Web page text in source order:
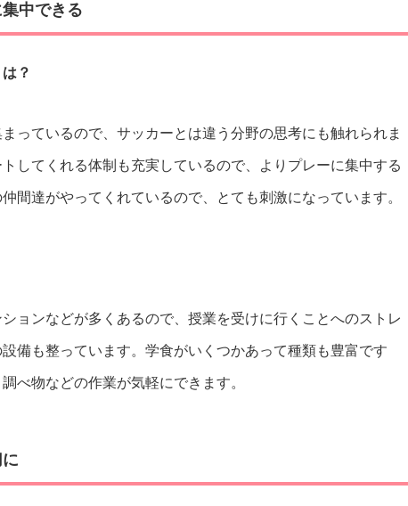
中できる
？
っているので、サッカーとは違う分野の思考にも触れられま
してくれる体制も充実しているので、よりプレーに集中する
間達がやってくれているので、とても刺激になっています。
ョンなどが多くあるので、授業を受けに行くことへのストレ
備も整っています。学食がいくつかあって種類も豊富です
べ物などの作業が気軽にできます。